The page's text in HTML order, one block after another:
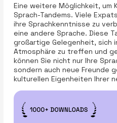
Eine weitere Möglichkeit, um
Sprach-Tandems. Viele
ihre Sprachkenntnisse zu
eine andere Sprache. Diese
großartige Gelegenheit, sich
Atmosphäre zu treffen und
können Sie nicht nur Ihre
sondern auch neue Freunde
kulturellen Eigenheiten Ihrer